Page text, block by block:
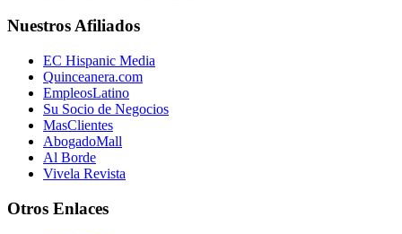
Nuestros Afiliados
EC Hispanic Media
Quinceanera.com
EmpleosLatino
Su Socio de Negocios
MasClientes
AbogadoMall
Al Borde
Vivela Revista
Otros Enlaces